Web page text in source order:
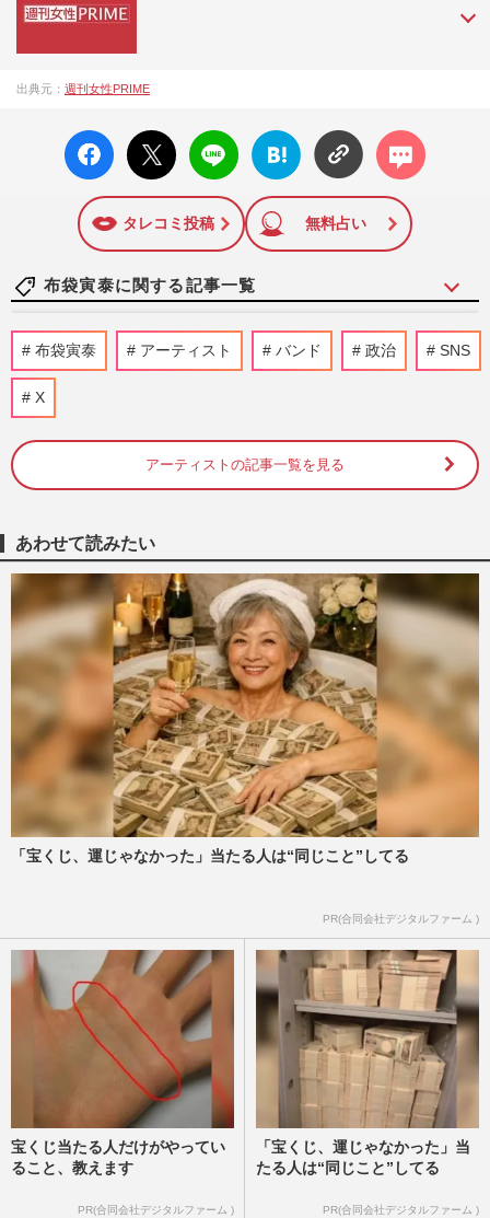
成27年）1月に開設された主婦と生活社が運営する日本のニュ
陣の執筆記事を配信するほか、女性週刊誌『週刊女性』の誌
面に掲載された記事から、インターネット利用者層にとって
特に関心の高い題材の記事を、WEB向けにリライトして配信
しています！
出典元： 週刊女性PRIME
facebo
ok い
X ポス
ト
LINE
はてな
ブック
に追加
コメン
ト
タレコミ投稿 無料占い
布袋寅泰に関する記事一覧
BOOWYファン大熱狂のウラで弟分バンド
『BUCK-TICK』ライブで警察沙汰の痴漢
氷室京介ら『BOOWY』武道館40周年・記
念アルバム発表、奥田民生ら『ユニコー
週刊女性PRIME
氷室京介・布袋寅泰ら『BOOWY』全面掲
載の上毛新聞広告がメルカリ出品も、“転
売ヤー撃沈”「ファンの粋な…
週刊女性PRIME 2026/6/29
80年代の伝説バンド、氷室京介・布袋寅泰
ら『BOOWY』が突如として新聞全面に、
新情報解禁で期待される“再…
週刊女性PRIME
《'80年代「復活してほしいバンド」ベス
布袋寅泰 アーティスト バンド 政治 SNS
X
アーティストの記事一覧を見る
あわせて読みたい
「宝くじ、運じゃなかった」当たる人は“同じこと”してる
PR(合同会社デジタルファーム )
宝くじ当たる人だけがやってい
ること、教えます
PR(合同会社デジタルファーム )
「宝くじ、運じゃなかった」当
たる人は“同じこと”してる
PR(合同会社デジタルファーム )